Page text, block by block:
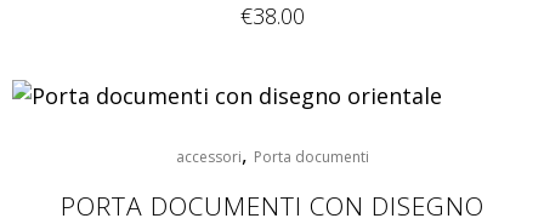
€38.00
accessori, Porta documenti
PORTA DOCUMENTI CON DISEGNO